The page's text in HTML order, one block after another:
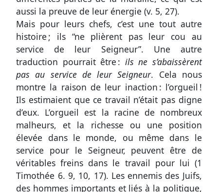
aussi la preuve de leur énergie(v. 5, 27).
Mais pour leurs chefs, c’est une tout autre
histoire ; ils “ne plièrent pas leur cou au
service de leur Seigneur”. Une autre
traduction pourrait être : ils ne s’abaissèrent
pas au service de leur Seigneur. Cela nous
montre la raison de leur inaction : l’orgueil !
Ils estimaient que ce travail n’était pas digne
d’eux. L’orgueil est la racine de nombreux
malheurs, et la richesse ou une position
élevée dans le monde, ou même dans le
service pour le Seigneur, peuvent être de
véritables freins dans le travail pour lui (1
Timothée 6. 9, 10, 17). Les ennemis des Juifs,
des hommes importants et liés à la politique,
Participer
aux
coûts
du
site